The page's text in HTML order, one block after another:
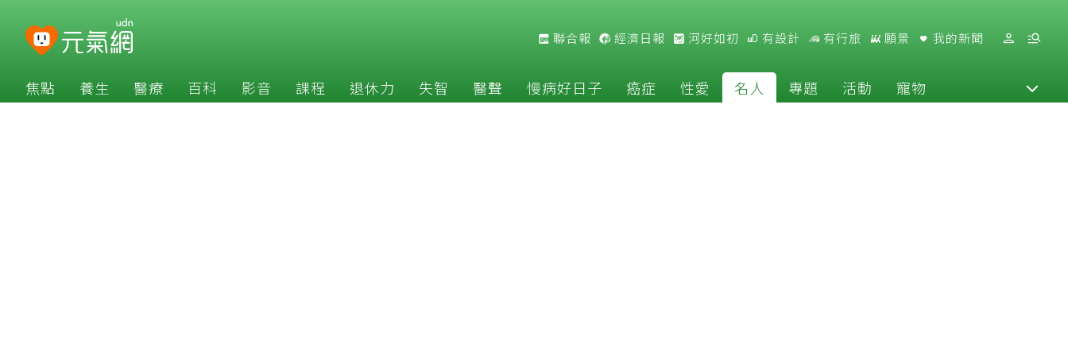
聯合報 經濟日報 河好如初 有設計 有行旅 願景 我的新聞
焦點 養生 醫療 百科 影音 課程 退休力 失智 醫聲 慢病好日子 癌症 性愛 名人 專題 活動 寵物